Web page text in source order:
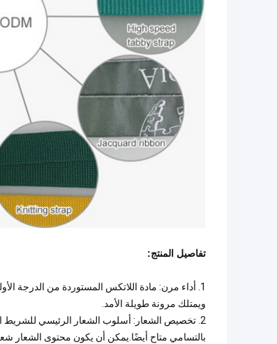
تفاصيل المنتج:
1. أداء مرن: مادة اللاتكس المستوردة من الدرجة
ويمتلك مرونة طويلة الأمد.
2. تخصيص الشعار: أسلوب الشعار الرئيسي للشريط
بالتسامي متاح أيضًا.يمكن أن يكون محتوى الشعار